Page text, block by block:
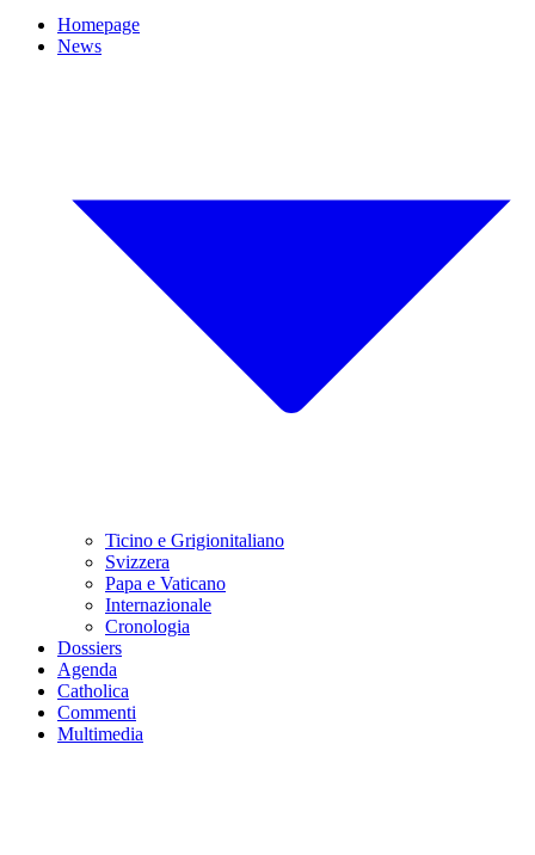
Homepage
News
Ticino e Grigionitaliano
Svizzera
Papa e Vaticano
Internazionale
Cronologia
Dossiers
Agenda
Catholica
Commenti
Multimedia